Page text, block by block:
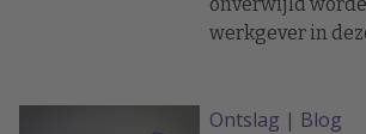
werkgever in
redenen,
Ontslag | Blog